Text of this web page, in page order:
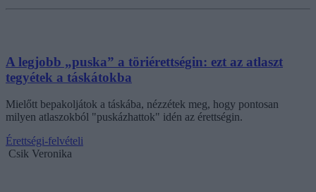
A legjobb „puska” a töriérettségin: ezt az atlaszt
tegyétek a táskátokba
Mielőtt bepakoljátok a táskába, nézzétek meg, hogy pontosan
milyen atlaszokból "puskázhattok" idén az érettségin.
Érettségi-felvételi
Csik Veronika